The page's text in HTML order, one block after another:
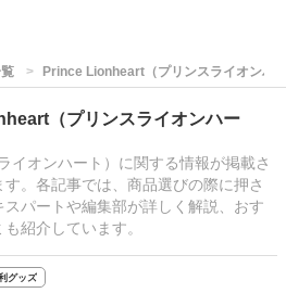
Prince Lionheart（プリンスライオンハ
（プリンスライオンハー
イオンハート）に関する情報が掲載さ
。各記事では、商品選びの際に押さ
パートや編集部が詳しく解説、おす
紹介しています。
グッズ